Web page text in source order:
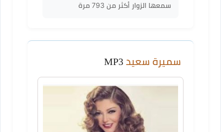
سمعها الزوار أكثر من 793 مرة
سميرة سعيد